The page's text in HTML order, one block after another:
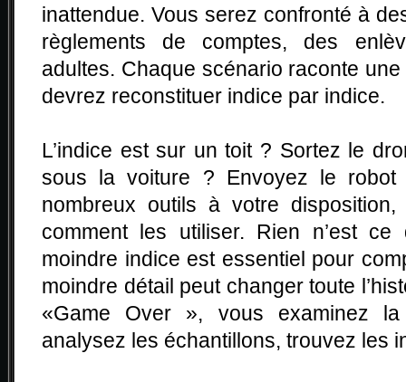
inattendue. Vous serez confronté à
règlements de comptes, des
adultes. Chaque scénario raconte
devrez reconstituer indice par indice.
L’indice est sur un toit ? Sortez le
sous la voiture ? Envoyez le robot
nombreux outils à votre
comment les utiliser. Rien n’est ce
moindre indice est essentiel pour
moindre détail peut changer toute
«Game Over », vous examinez
analysez les échantillons, trouvez les